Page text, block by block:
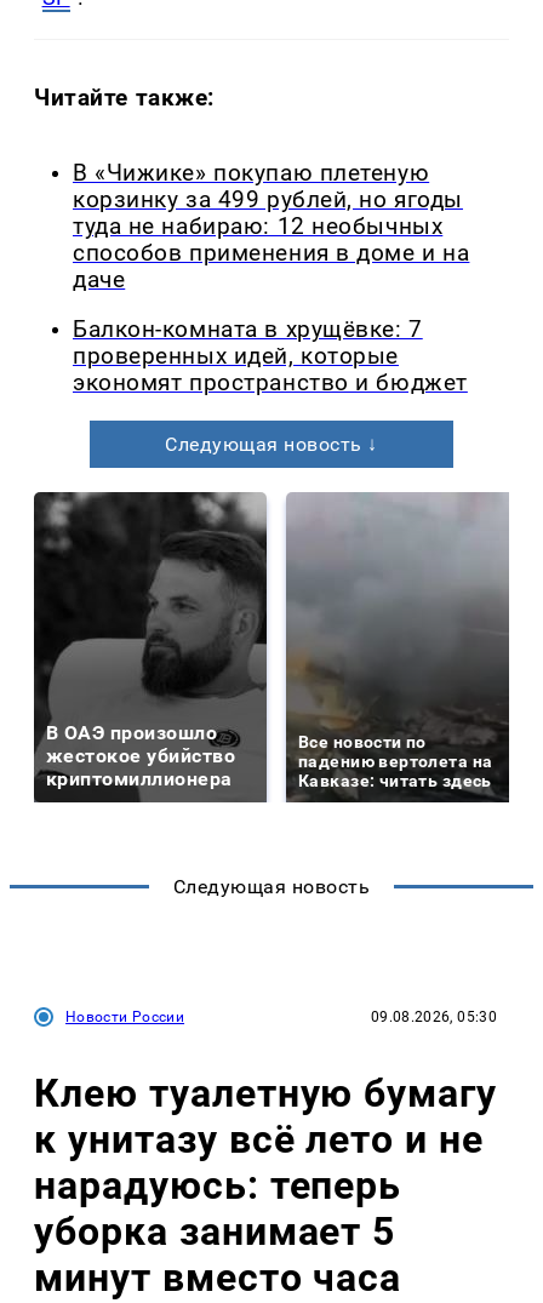
Читайте также:
В «Чижике» покупаю плетеную
корзинку за 499 рублей, но ягоды
туда не набираю: 12 необычных
способов применения в доме и на
даче
Балкон-комната в хрущёвке: 7
проверенных идей, которые
экономят пространство и бюджет
Следующая новость ↓
В ОАЭ произошло
жестокое убийство
криптомиллионера
Все новости по
падению вертолета на
Кавказе: читать здесь
Следующая новость
Новости России 09.08.2026, 05:30
Клею туалетную бумагу
к унитазу всё лето и не
нарадуюсь: теперь
уборка занимает 5
минут вместо часа